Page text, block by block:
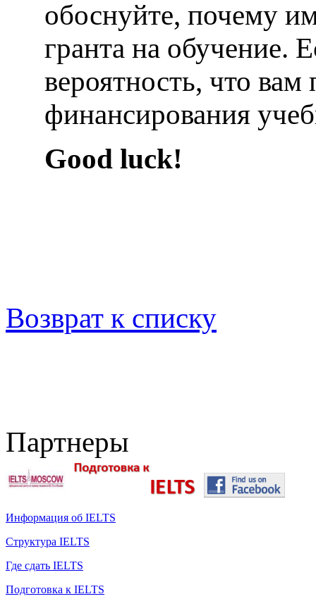
обоснуйте, почему
гранта на обучение.
вероятность, что
финансирования
Good luck!
Возврат к списку
Партнеры
Информация об IELTS
Структура IELTS
Где сдать IELTS
Подготовка к IELTS